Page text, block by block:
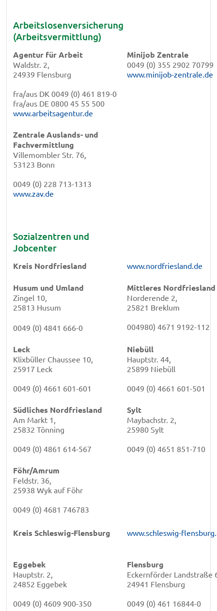
Arbeitslosenversicherung
(Arbeitsvermittlung)
Agentur für Arbeit
Waldstr. 2,
24939 Flensburg
fra/aus DK 0049 (0) 461 819-0
fra/aus DE 0800 45 55 500
www.arbeitsagentur.de
Minijob Zentrale
0049 (0) 355 2902 70799
www.minijob-zentrale.de
Zentrale Auslands- und
Fachvermittlung
Villemombler Str. 76,
53123 Bonn
0049 (0) 228 713-1313
www.zav.de
Sozialzentren und
Jobcenter
Kreis Nordfriesland www.nordfriesland.de
Husum und Umland
Zingel 10,
25813 Husum
0049 (0) 4841 666-0
Mittleres Nordfriesland
Norderende 2,
25821 Breklum
004980) 4671 9192-112
Leck
Klixbüller Chaussee 10,
25917 Leck
0049 (0) 4661 601-601
Niebüll
Hauptstr. 44,
25899 Niebüll
0049 (0) 4661 601-501
Südliches Nordfriesland
Am Markt 1,
25832 Tönning
0049 (0) 4861 614-567
Sylt
Maybachstr. 2,
25980 Sylt
0049 (0) 4651 851-710
Föhr/Amrum
Feldstr. 36,
25938 Wyk auf Föhr
0049 (0) 4681 746783
Kreis Schleswig-Flensburg www.schleswig-
Eggebek
Hauptstr. 2,
24852 Eggebek
0049 (0) 4609 900-350
Flensburg
Eckernförder Landstraße
24941 Flensburg
0049 (0) 461 16844-0